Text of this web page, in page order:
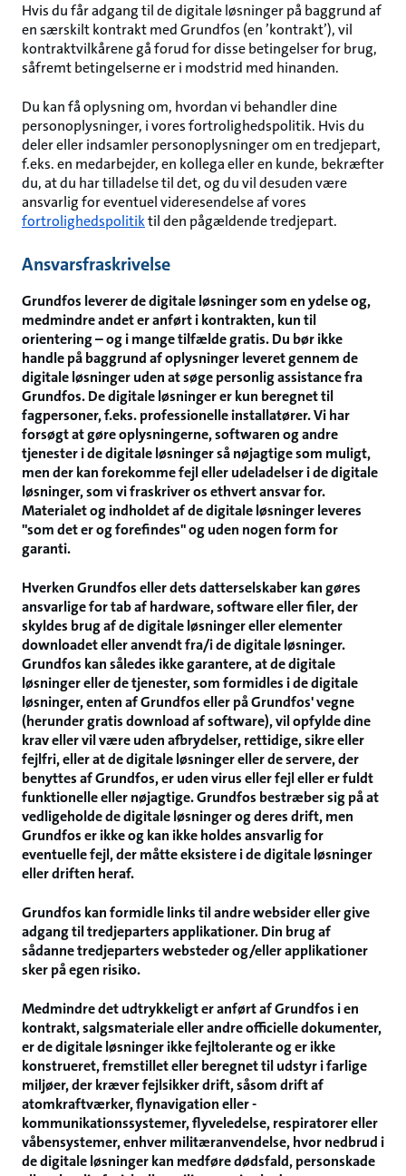
Hvis du får adgang til de digitale løsninger på baggrund af
en særskilt kontrakt med Grundfos (en ’kontrakt’), vil
kontraktvilkårene gå forud for disse betingelser for brug,
såfremt betingelserne er i modstrid med hinanden.
Du kan få oplysning om, hvordan vi behandler dine
personoplysninger, i vores fortrolighedspolitik. Hvis du
deler eller indsamler personoplysninger om en tredjepart,
f.eks. en medarbejder, en kollega eller en kunde, bekræfter
du, at du har tilladelse til det, og du vil desuden være
ansvarlig for eventuel videresendelse af vores
fortrolighedspolitiktil den pågældende tredjepart.
Ansvarsfraskrivelse
Grundfos leverer de digitale løsninger som en ydelse og,
medmindre andet er anført i kontrakten, kun til
orientering – og i mange tilfælde gratis. Du bør ikke
handle på baggrund af oplysninger leveret gennem de
digitale løsninger uden at søge personlig assistance fra
Grundfos. De digitale løsninger er kun beregnet til
fagpersoner, f.eks. professionelle installatører. Vi har
forsøgt at gøre oplysningerne, softwaren og andre
tjenester i de digitale løsninger så nøjagtige som muligt,
men der kan forekomme fejl eller udeladelser i de digitale
løsninger, som vi fraskriver os ethvert ansvar for.
Materialet og indholdet af de digitale løsninger leveres
"som det er og forefindes" og uden nogen form for
garanti.
Hverken Grundfos eller dets datterselskaber kan gøres
ansvarlige for tab af hardware, software eller filer, der
skyldes brug af de digitale løsninger eller elementer
downloadet eller anvendt fra/i de digitale løsninger.
Grundfos kan således ikke garantere, at de digitale
løsninger eller de tjenester, som formidles i de digitale
løsninger, enten af Grundfos eller på Grundfos' vegne
(herunder gratis download af software), vil opfylde dine
krav eller vil være uden afbrydelser, rettidige, sikre eller
fejlfri, eller at de digitale løsninger eller de servere, der
benyttes af Grundfos, er uden virus eller fejl eller er fuldt
funktionelle eller nøjagtige. Grundfos bestræber sig på at
vedligeholde de digitale løsninger og deres drift, men
Grundfos er ikke og kan ikke holdes ansvarlig for
eventuelle fejl, der måtte eksistere i de digitale løsninger
eller driften heraf.
Grundfos kan formidle links til andre websider eller give
adgang til tredjeparters applikationer. Din brug af
sådanne tredjeparters websteder og/eller applikationer
sker på egen risiko.
Medmindre det udtrykkeligt er anført af Grundfos i en
kontrakt, salgsmateriale eller andre officielle dokumenter,
er de digitale løsninger ikke fejltolerante og er ikke
konstrueret, fremstillet eller beregnet til udstyr i farlige
miljøer, der kræver fejlsikker drift, såsom drift af
atomkraftværker, flynavigation eller -
kommunikationssystemer, flyveledelse, respiratorer eller
våbensystemer, enhver militæranvendelse, hvor nedbrud i
de digitale løsninger kan medføre dødsfald, personskade